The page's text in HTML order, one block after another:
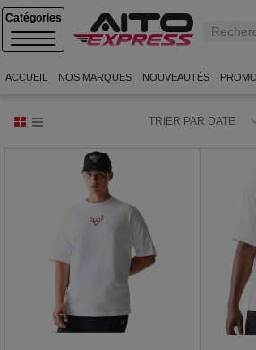
C
T
G
ACCUEIL NOS MARQUES NOUVEAUTÉS
TRIER PAR DATE